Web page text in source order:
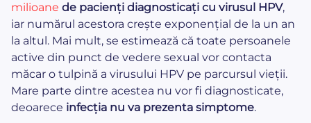
milioane de pacienți diagnosticați cu virusul HPV,
iar numărul acestora crește exponențial de la un an
la altul. Mai mult, se estimează că toate persoanele
active din punct de vedere sexual vor contacta
măcar o tulpină a virusului HPV pe parcursul vieții.
Mare parte dintre acestea nu vor fi diagnosticate,
deoarece infecția nu va prezenta simptome.